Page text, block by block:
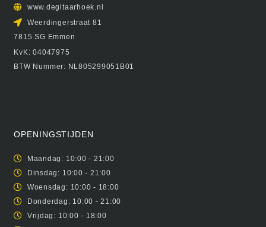
www.degitaarhoek.nl
Weerdingerstraat 81
7815 SG Emmen
KvK: 04047975
BTW Nummer: NL805299051B01
OPENINGSTIJDEN
Maandag: 10:00 - 21:00
Dinsdag: 10:00 - 21:00
Woensdag: 10:00 - 18:00
Donderdag: 10:00 - 21:00
Vrijdag: 10:00 - 18:00